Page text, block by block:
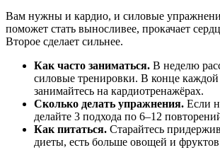
Вам нужны и кардио, и силовые
поможет стать выносливее, прокачает
Второе сделает сильнее.
Как часто заниматься. В неделю
силовые тренировки. В конце
занимайтесь на кардиотренажёрах.
Сколько делать упражнения. Если
делайте 3 подхода по 6–12
Как питаться. Старайтесь
диеты, есть больше овощей и